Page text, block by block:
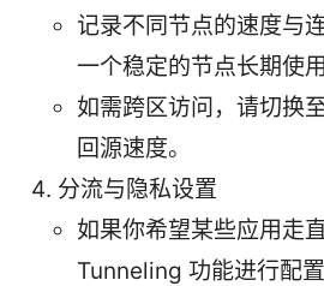
记录不同节点的速度与
一个稳定的节点长期使用
如需跨区访问，请切换
回源速度。
分流与隐私设置
如果你希望某些应用走
Tunneling 功能进行配置